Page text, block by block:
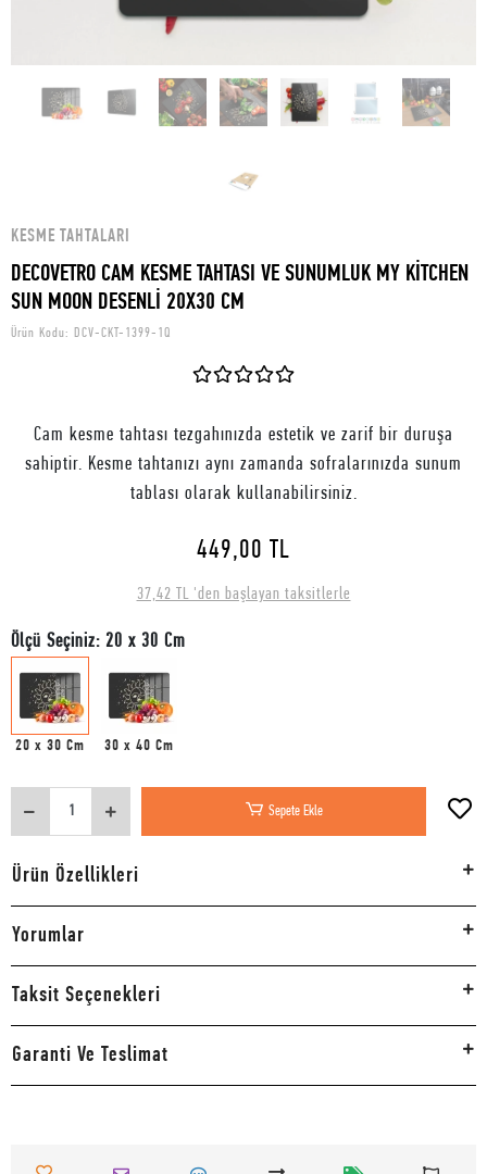
KESME TAHTALARI
DECOVETRO CAM KESME TAHTASI VE SUNUMLUK MY KİTCHEN
SUN MOON DESENLİ 20X30 CM
Ürün Kodu: DCV-CKT-1399-1Q
Cam kesme tahtası tezgahınızda estetik ve zarif bir duruşa
sahiptir. Kesme tahtanızı aynı zamanda sofralarınızda sunum
tablası olarak kullanabilirsiniz.
449,00 TL
37,42 TL 'den başlayan taksitlerle
Ölçü Seçiniz: 20 x 30 Cm
20 x 30 Cm 30 x 40 Cm
Sepete Ekle
Ürün Özellikleri
Yorumlar
Taksit Seçenekleri
Garanti Ve Teslimat